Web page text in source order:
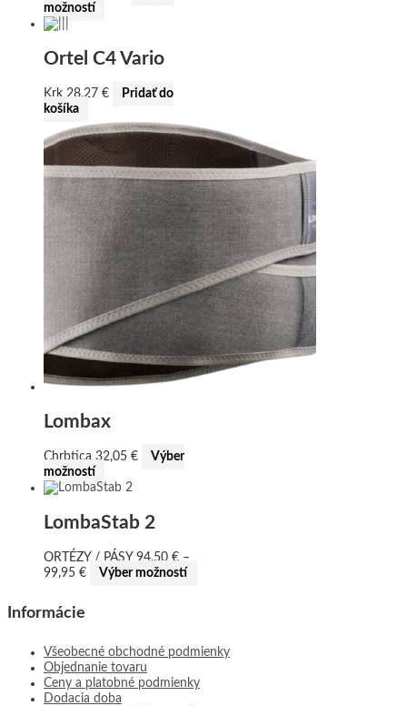
možností
Ortel C4 Vario
Krk 28,27 €
Pridať do
košíka
Lombax
Chrbtica 32,05 €
Výber
možností
LombaStab 2
ORTÉZY / PÁSY 94,50 € –
99,95 € Výber možností
Informácie
Všeobecné obchodné podmienky
Objednanie tovaru
Ceny a platobné podmienky
Dodacia doba